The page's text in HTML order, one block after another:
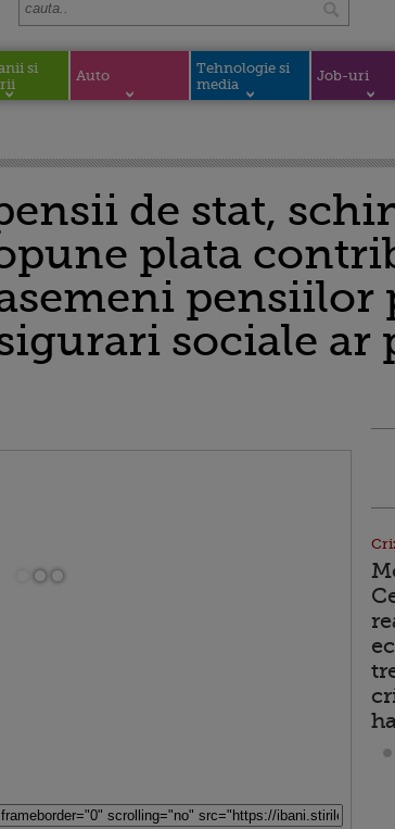
si
Auto
Tehnologie si
media
Job-uri
de stat,
plata
pensiilor
sociale ar